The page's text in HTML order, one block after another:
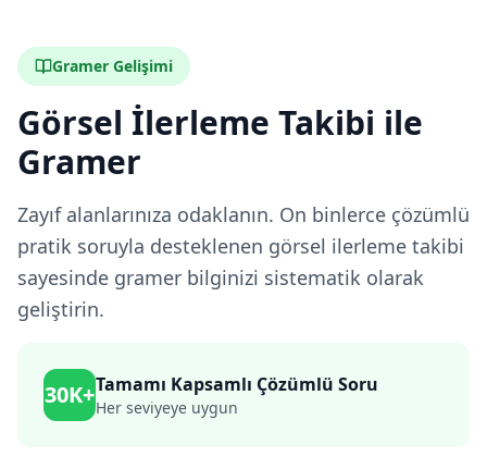
Gramer Gelişimi
Görsel İlerleme Takibi ile
Gramer
Zayıf alanlarınıza odaklanın. On binlerce çözümlü
pratik soruyla desteklenen görsel ilerleme takibi
sayesinde gramer bilginizi sistematik olarak
geliştirin.
30K+Tamamı Kapsamlı Çözümlü Soru
Her seviyeye uygun